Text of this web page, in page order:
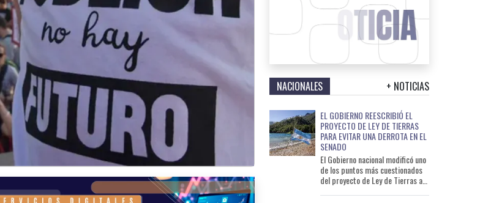
NACIONALES + NOTICIAS
EL GOBIERNO REESCRIBIÓ EL
PROYECTO DE LEY DE TIERRAS
PARA EVITAR UNA DERROTA EN EL
SENADO
El Gobierno nacional modificó uno
de los puntos más cuestionados
del proyecto de Ley de Tierras a